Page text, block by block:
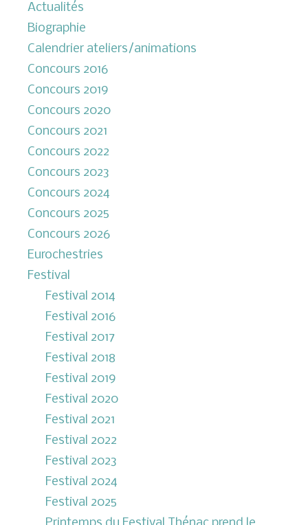
Actualités
Biographie
Calendrier ateliers/animations
Concours 2016
Concours 2019
Concours 2020
Concours 2021
Concours 2022
Concours 2023
Concours 2024
Concours 2025
Concours 2026
Eurochestries
Festival
Festival 2014
Festival 2016
Festival 2017
Festival 2018
Festival 2019
Festival 2020
Festival 2021
Festival 2022
Festival 2023
Festival 2024
Festival 2025